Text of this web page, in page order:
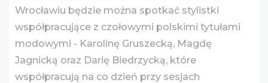
Wrocławiu będzie można spotkać stylistki
współpracujące z czołowymi polskimi tytułami
modowymi - Karolinę Gruszecką, Magdę
Jagnicką oraz Darię Biedrzycką, które
współpracują na co dzień przy sesjach